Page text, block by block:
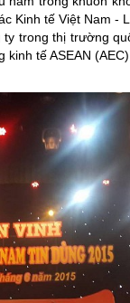
Kinh tế Việt Nam -
trong thị trường
tế ASEAN